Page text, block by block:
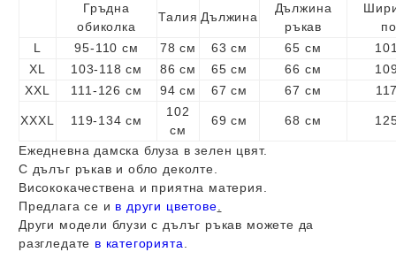
Гръдна
обиколка
Талия Дължина
Дължина
ръкав
L
95-110 см 78 см 63 см 65 см
XL
103-118 см 86 см 65 см 66 см
XXL
111-126 см 94 см 67 см 67 см
XXXL 119-134 см
102
см
69 см 68 см
Ежедневна дамска блуза в зелен цвят.
С дълъг ръкав и обло деколте.
Висококачествена и приятна материя.
Предлага се и в други цветове
Други модели блузи с дълъг ръкав можете да
разгледате в категорията